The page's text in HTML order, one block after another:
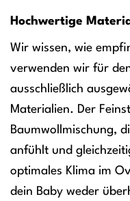
Hochwertige
Wir wissen, wie
verwenden wir für
ausschließlich
Materialien. Der
Baumwollmischung,
anfühlt und
optimales Klima im
dein Baby weder